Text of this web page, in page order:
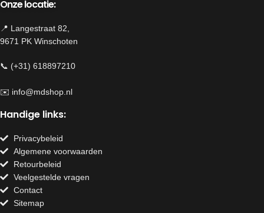
Onze locatie:
📍 Langestraat 82,
9671 PK Winschoten
📞 (+31) 618897210
✉️ info@mdshop.nl
Handige links:
Privacybeleid
Algemene voorwaarden
Retourbeleid
Veelgestelde vragen
Contact
Sitemap